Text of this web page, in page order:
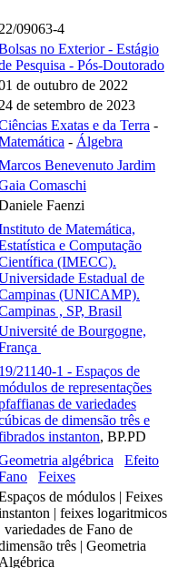
22/09063-4
no Exterior - Estágio
Pesquisa - Pós-Doutorado
de outubro de 2022
24 de setembro de 2023
Exatas e da Terra -
- Álgebra
Benevenuto Jardim
Comaschi
Faenzi
de Matemática,
e Computação
(IMECC).
Estadual de
(UNICAMP).
, SP, Brasil
de Bourgogne,
19/21140-1 - Espaços de
de representações
de variedades
de dimensão três e
instanton, BP.PD
algébrica
Efeito
Feixes
de módulos | Feixes
| feixes logaritmicos
| variedades de Fano de
três | Geometria
Algébrica